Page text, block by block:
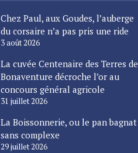
Chez Paul, aux Goudes, l’auberge
du corsaire n’a pas pris une ride
3 août 2026
La cuvée Centenaire des Terres de
Bonaventure décroche l’or au
concours général agricole
31 juillet 2026
La Boissonnerie, ou le pan bagnat
sans complexe
29 juillet 2026